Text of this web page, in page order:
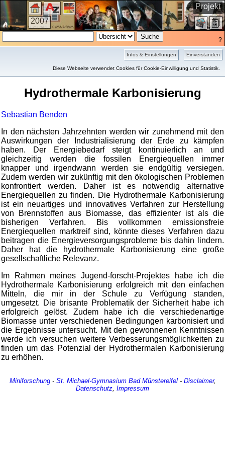
Einverstanden
Infos & Einstellungen
Diese Webseite verwendet Cookies für Cookie-Einwilligung und Statistik.
Projekt
2007
?
Kurzfassung
Hydrothermale Karbonisierung
Sebastian Benden
In den nächsten Jahrzehnten werden wir zunehmend mit den
Auswirkungen der Industrialisierung der Erde zu kämpfen
haben. Der Energiebedarf steigt kontinuierlich an und
gleichzeitig werden die fossilen Energiequellen immer
knapper und irgendwann werden sie endgültig versiegen.
Zudem werden wir zukünftig mit den ökologischen Problemen
konfrontiert werden. Daher ist es notwendig alternative
Energiequellen zu finden. Die Hydrothermale Karbonisierung
ist ein neuartiges und innovatives Verfahren zur Herstellung
von Brennstoffen aus Biomasse, das effizienter ist als die
bisherigen Verfahren. Bis vollkommen emissionsfreie
Energiequellen marktreif sind, könnte dieses Verfahren dazu
beitragen die Energieversorgungsprobleme bis dahin lindern.
Daher hat die hydrothermale Karbonisierung eine große
gesellschaftliche Relevanz.
Im Rahmen meines Jugend-forscht-Projektes habe ich die
Hydrothermale Karbonisierung erfolgreich mit den einfachen
Mitteln, die mir in der Schule zu Verfügung standen,
umgesetzt. Die brisante Problematik der Sicherheit habe ich
erfolgreich gelöst. Zudem habe ich die verschiedenartige
Biomasse unter verschiedenen Bedingungen karbonisiert und
die Ergebnisse untersucht. Mit den gewonnenen Kenntnissen
werde ich versuchen weitere Verbesserungsmöglichkeiten zu
finden um das Potenzial der Hydrothermalen Karbonisierung
zu erhöhen.
Miniforschung- St. Michael-Gymnasium Bad Münstereifel- Disclaimer,
Datenschutz Impressum